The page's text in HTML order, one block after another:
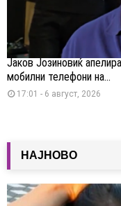
Јаков Јозиновиќ
мобилни телефони на...
17:01 - 6 август, 2026
НАЈНОВО